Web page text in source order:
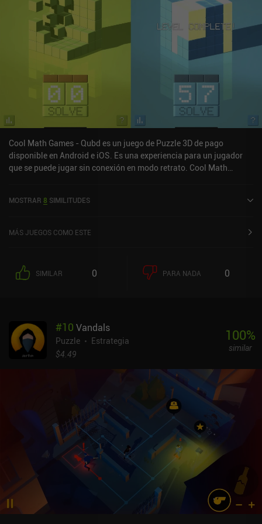
monetiza a través de anuncios que se reproducen después de cada
reintentos, y anuncios incentivados por una pista. Por suerte,
cualquiera de los iAPs de más de 3,99 $ para apoyar al
desarrollador elimina todos los anuncios y desbloquea pistas
ilimitadas. Como los anuncios son bastante irritantes, su
eliminación es recomendable para los fans del juego. Las pistas,
por otro lado, parecen inútiles para un juego tan sencillo.
Cool Math Games - Qubd es un juego de Puzzle 3D de pago
disponible en Android e iOS. Es una experiencia para un jugador
que se puede jugar sin conexión en modo retrato. Cool Math
MOSTRAR 8 SIMILITUDES
MÁS JUEGOS COMO ESTE
SIMILAR 0 PARA NADA 0
#10 Vandals
Puzzle
Estrategia
$4.49
100%
similar